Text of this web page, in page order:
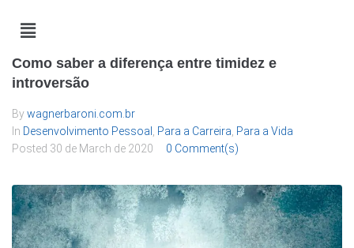
Como saber a diferença entre timidez e
introversão
Bywagnerbaroni.com.br
In Desenvolvimento Pessoal , Para a Carreira, Para a Vida
Posted 30 de March de 2020 0 Comment(s)